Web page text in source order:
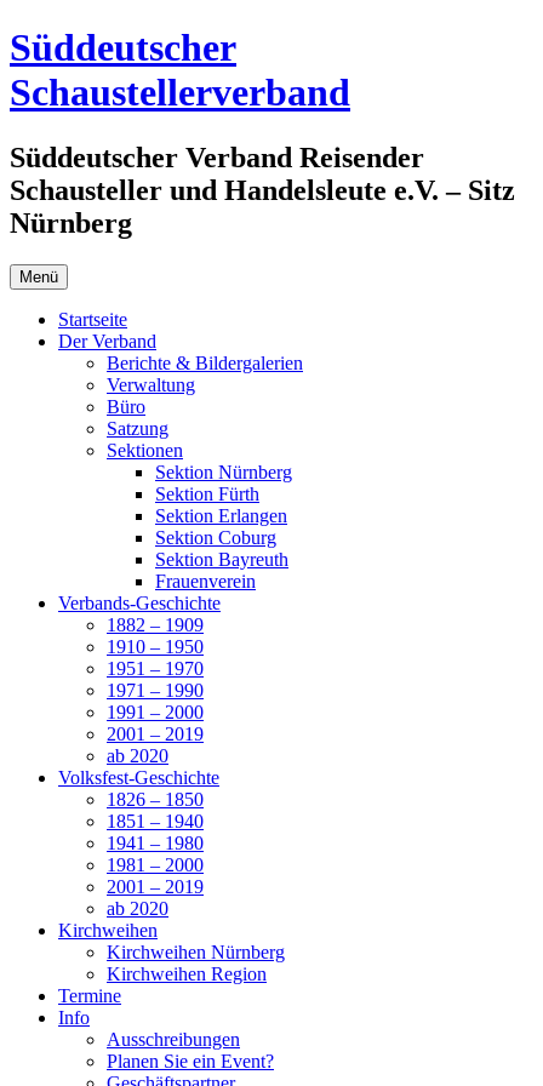
Zum
Inhalt
springen
Süddeutscher
Schaustellerverband
Süddeutscher Verband Reisender
Schausteller und Handelsleute e.V. – Sitz
Nürnberg
Menü
Startseite
Der Verband
Berichte & Bildergalerien
Verwaltung
Büro
Satzung
Sektionen
Sektion Nürnberg
Sektion Fürth
Sektion Erlangen
Sektion Coburg
Sektion Bayreuth
Frauenverein
Verbands-Geschichte
1882 – 1909
1910 – 1950
1951 – 1970
1971 – 1990
1991 – 2000
2001 – 2019
ab 2020
Volksfest-Geschichte
1826 – 1850
1851 – 1940
1941 – 1980
1981 – 2000
2001 – 2019
ab 2020
Kirchweihen
Kirchweihen Nürnberg
Kirchweihen Region
Termine
Info
Ausschreibungen
Planen Sie ein Event?